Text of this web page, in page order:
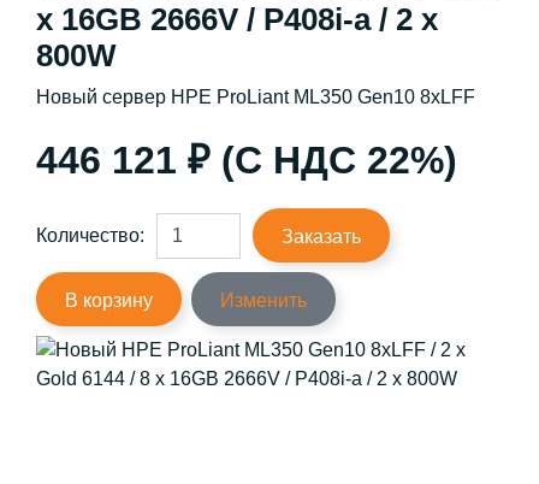
x 16GB 2666V / P408i-a / 2 x
800W
Новый сервер HPE ProLiant ML350 Gen10 8xLFF
446 121 ₽ (С НДС 22%)
Количество: Заказать
В корзину Изменить